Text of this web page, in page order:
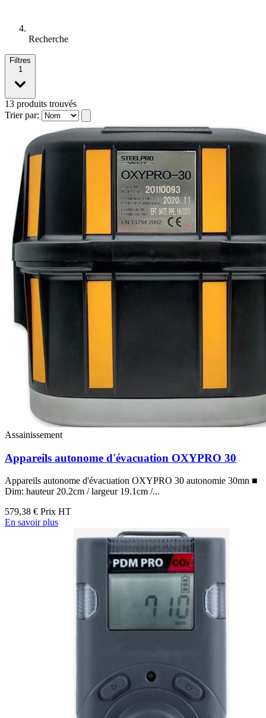
Recherche
Filtres
1
13 produits trouvés
Trier par:
Assainissement
Appareils autonome d'évacuation OXYPRO 30
Appareils autonome d'évacuation OXYPRO 30 autonomie 30mn ■
Dim: hauteur 20.2cm / largeur 19.1cm /...
579,38 € Prix HT
En savoir plus